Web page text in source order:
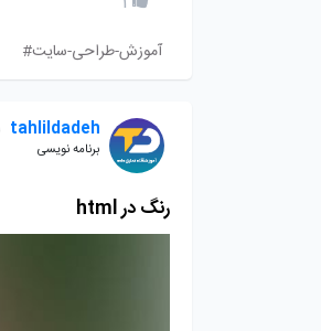
آموزش-طراحی-سایت#
tahlildadeh
برنامه نویسی
رنگ در html